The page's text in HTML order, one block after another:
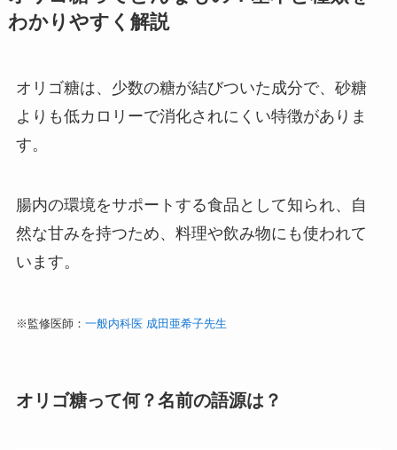
わかりやすく解説
オリゴ糖は、少数の糖が結びついた成分で、砂糖
よりも低カロリーで消化されにくい特徴がありま
す。
腸内の環境をサポートする食品として知られ、自
然な甘みを持つため、料理や飲み物にも使われて
います。
※監修医師： 一般内科医 成田亜希子先生
オリゴ糖って何？名前の語源は？